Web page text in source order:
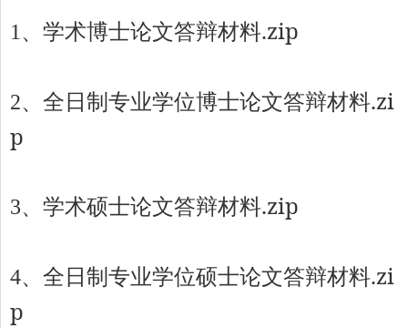
1、 学术博士论文答辩材料.zip
2、 全日制专业学位博士论文答辩材料.zi
p
3、 学术硕士论文答辩材料.zip
4、 全日制专业学位硕士论文答辩材料.zi
p